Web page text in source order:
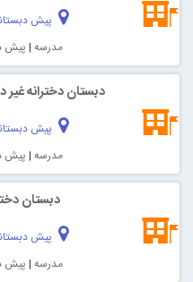
پیش
مدرسه | پیش
دبستان دخترانه
پیش
مدرسه | پیش
دبستان
پیش
مدرسه | پیش